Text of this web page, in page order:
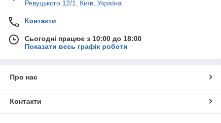
Ревуцького 12/1, Київ, Україна
Контакти
Сьогодні працює з 10:00 до 18:00
Показати весь графік роботи
Про нас
Контакти